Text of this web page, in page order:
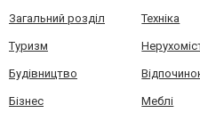
Загальний розділ Техніка
Туризм
Будівництво
Бізнес Меблі